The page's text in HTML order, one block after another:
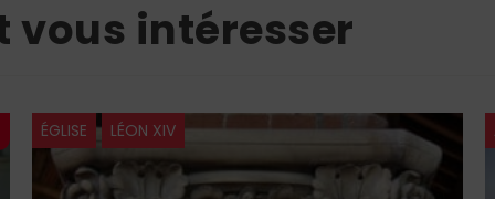
vous intéresser
ÉGLISE LÉON XIV